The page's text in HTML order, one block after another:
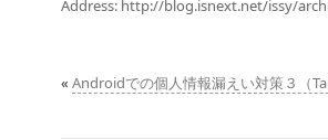
Address: http://blog.isnext.net/issy/
« Androidでの個人情報漏えい対策３（